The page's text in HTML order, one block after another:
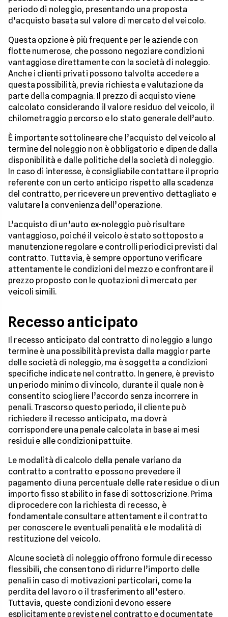
periodo di noleggio, presentando una proposta
d’acquisto basata sul valore di mercato del veicolo.
Questa opzione è più frequente per le aziende con
flotte numerose, che possono negoziare condizioni
vantaggiose direttamente con la società di noleggio.
Anche i clienti privati possono talvolta accedere a
questa possibilità, previa richiesta e valutazione da
parte della compagnia. Il prezzo di acquisto viene
calcolato considerando il valore residuo del veicolo, il
chilometraggio percorso e lo stato generale dell’auto.
È importante sottolineare che l’acquisto del veicolo al
termine del noleggio non è obbligatorio e dipende dalla
disponibilità e dalle politiche della società di noleggio.
In caso di interesse, è consigliabile contattare il proprio
referente con un certo anticipo rispetto alla scadenza
del contratto, per ricevere un preventivo dettagliato e
valutare la convenienza dell’operazione.
L’acquisto di un’auto ex-noleggio può risultare
vantaggioso, poiché il veicolo è stato sottoposto a
manutenzione regolare e controlli periodici previsti dal
contratto. Tuttavia, è sempre opportuno verificare
attentamente le condizioni del mezzo e confrontare il
prezzo proposto con le quotazioni di mercato per
veicoli simili.
Recesso anticipato
Il recesso anticipato dal contratto di noleggio a lungo
termine è una possibilità prevista dalla maggior parte
delle società di noleggio, ma è soggetta a condizioni
specifiche indicate nel contratto. In genere, è previsto
un periodo minimo di vincolo, durante il quale non è
consentito sciogliere l’accordo senza incorrere in
penali. Trascorso questo periodo, il cliente può
richiedere il recesso anticipato, ma dovrà
corrispondere una penale calcolata in base ai mesi
residui e alle condizioni pattuite.
Le modalità di calcolo della penale variano da
contratto a contratto e possono prevedere il
pagamento di una percentuale delle rate residue o di un
importo fisso stabilito in fase di sottoscrizione. Prima
di procedere con la richiesta di recesso, è
fondamentale consultare attentamente il contratto
per conoscere le eventuali penalità e le modalità di
restituzione del veicolo.
Alcune società di noleggio offrono formule di recesso
flessibili, che consentono di ridurre l’importo delle
penali in caso di motivazioni particolari, come la
perdita del lavoro o il trasferimento all’estero.
Tuttavia, queste condizioni devono essere
esplicitamente previste nel contratto e documentate